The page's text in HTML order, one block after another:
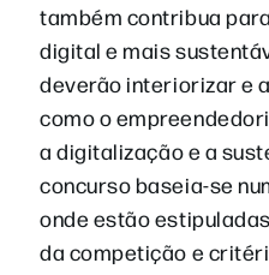
também contribua
digital e mais
deverão interiorizar e
como o
a digitalização e a
concurso baseia-se
onde estão
da competição e